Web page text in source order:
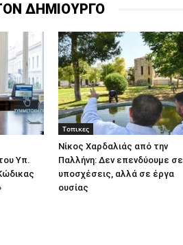
ΔΗΜΙΟΥΡΓΟ
Υπ.
Τοπικες
Νίκος Χαρδαλιάς από την
Παλλήνη: Δεν επενδύουμε σε
υποσχέσεις, αλλά σε έργα
ουσίας